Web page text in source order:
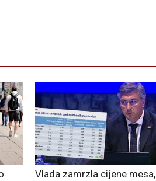
Vlada zamrzla cijene mesa,